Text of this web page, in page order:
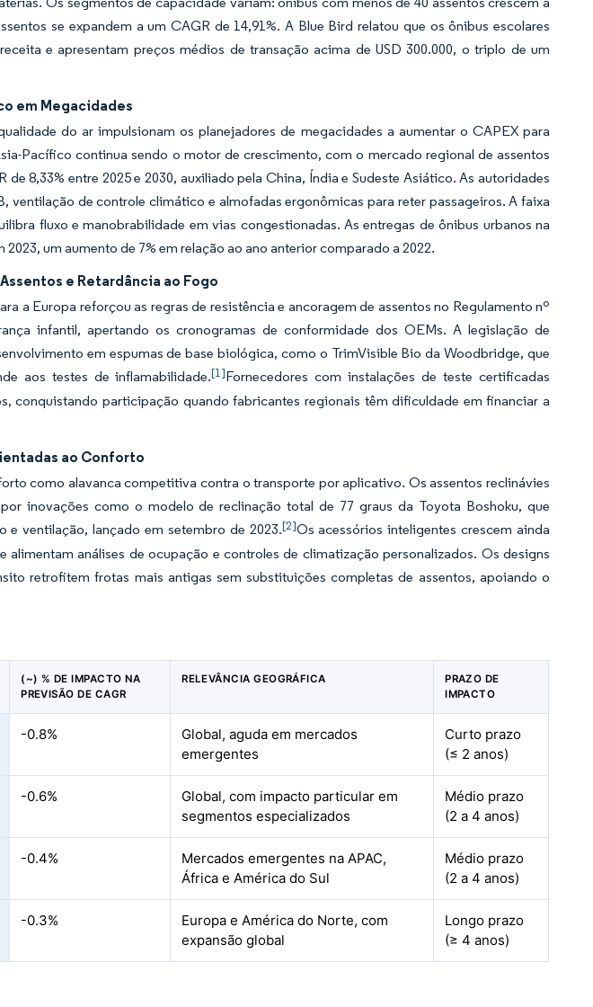
se expandem a um CAGR de 14,91%. A Blue Bird relatou que os ônibus escolares
e apresentam preços médios de transação acima de USD 300.000, o triplo de um
em Megacidades
do ar impulsionam os planejadores de megacidades a aumentar o CAPEX para
Pacífico continua sendo o motor de crescimento, com o mercado regional de assentos
8,33% entre 2025 e 2030, auxiliado pela China, Índia e Sudeste Asiático. As autoridades
ventilação de controle climático e almofadas ergonômicas para reter passageiros. A faixa
fluxo e manobrabilidade em vias congestionadas. As entregas de ônibus urbanos na
um aumento de 7% em relação ao ano anterior comparado a 2022.
e Retardância ao Fogo
a Europa reforçou as regras de resistência e ancoragem de assentos no Regulamento nº
infantil, apertando os cronogramas de conformidade dos OEMs. A legislação de
em espumas de base biológica, como o TrimVisible Bio da Woodbridge, que
aos testes de inflamabilidade.[1]Fornecedores com instalações de teste certificadas
conquistando participação quando fabricantes regionais têm dificuldade em financiar a
ao Conforto
como alavanca competitiva contra o transporte por aplicativo. Os assentos reclinávies
inovações como o modelo de reclinação total de 77 graus da Toyota Boshoku, que
e ventilação, lançado em setembro de 2023.[2]Os acessórios inteligentes crescem ainda
alimentam análises de ocupação e controles de climatização personalizados. Os designs
retrofitem frotas mais antigas sem substituições completas de assentos, apoiando o
(~) % DE IMPACTO NA
PREVISÃO DE CAGR
RELEVÂNCIA GEOGRÁFICA
PRAZO DE
IMPACTO
-0.8%
Global, aguda em mercados
emergentes
Curto prazo
(≤ 2 anos)
-0.6%
Global, com impacto particular em
segmentos especializados
Médio prazo
(2 a 4 anos)
-0.4%
Mercados emergentes na APAC,
África e América do Sul
Médio prazo
(2 a 4 anos)
-0.3%
Europa e América do Norte, com
expansão global
Longo prazo
(≥ 4 anos)